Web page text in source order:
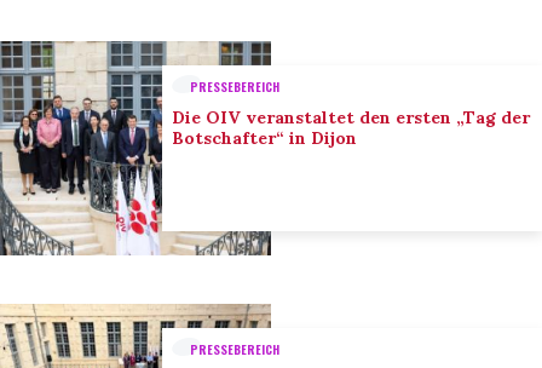
PRESSEBEREICH
Die OIV veranstaltet den ersten „Tag der
Botschafter“ in Dijon
PRESSEBEREICH